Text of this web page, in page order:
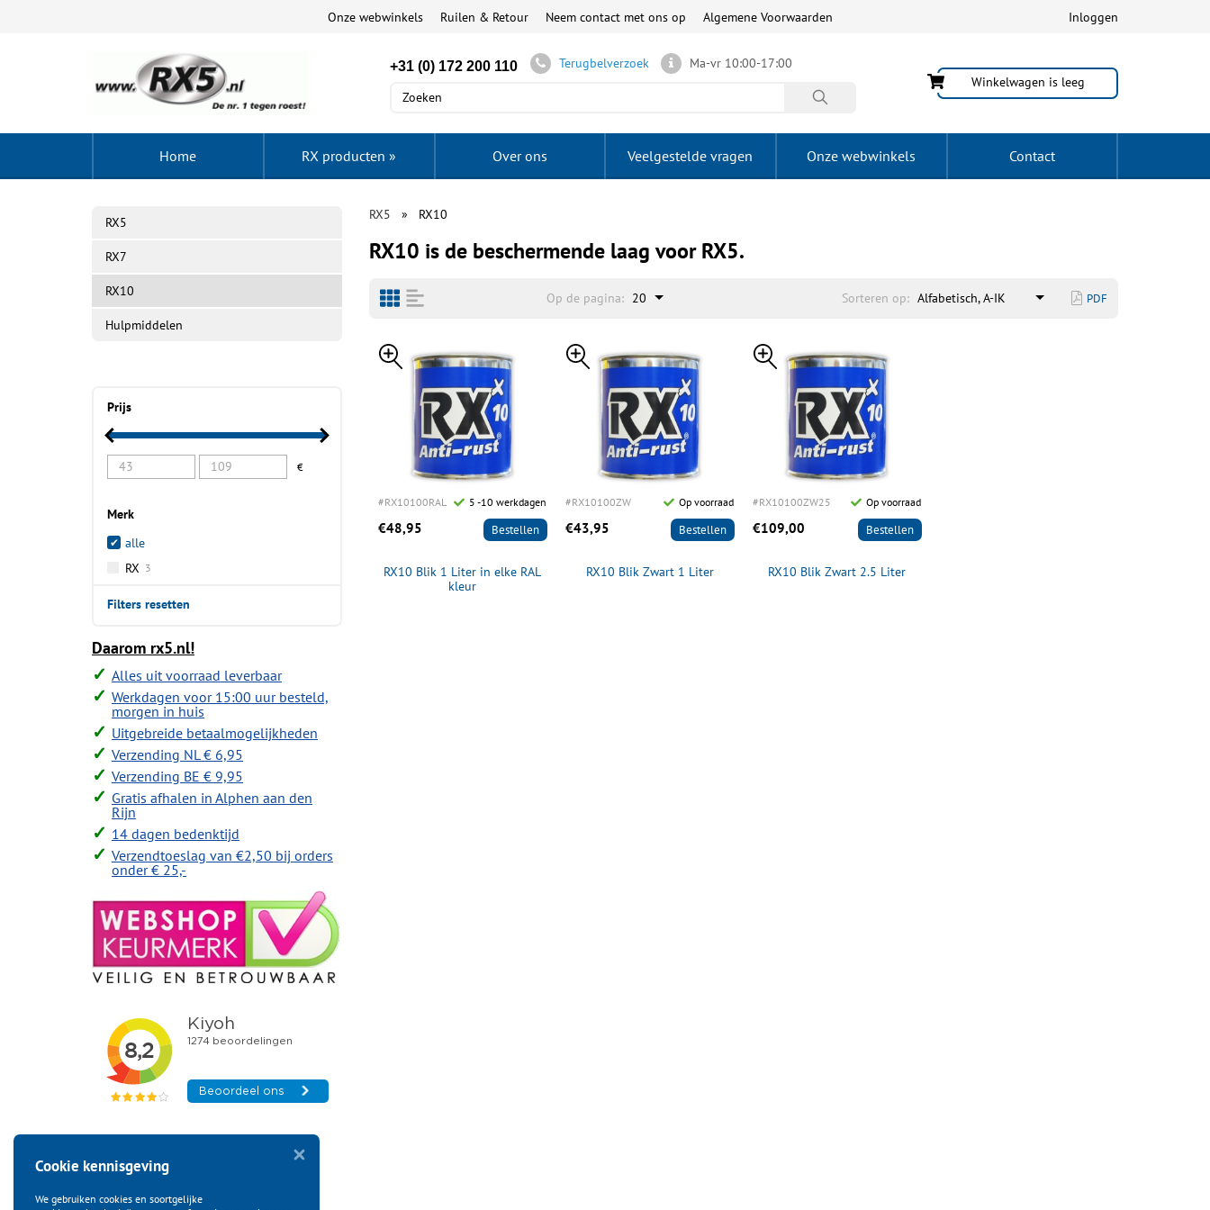
Inloggen
Onze webwinkels Ruilen & Retour Neem contact met ons op Algemene Voorwaarden
+31 (0) 172 200 110 Terugbelverzoek
Ma-vr 10:00-17:00
Winkelwagen is leeg
Home RX producten » Over ons Veelgestelde vragen Onze webwinkels Contact
RX5 RX10
RX10 is de beschermende laag voor RX5.
Op de pagina: 20 Sorteren op: Alfabetisch, A-IK PDF
#RX10100RAL 5 -10 werkdagen
€48,95 Bestellen
RX10 Blik 1 Liter in elke RAL
kleur
#RX10100ZW Op voorraad
€43,95 Bestellen
RX10 Blik Zwart 1 Liter
#RX10100ZW25 Op voorraad
€109,00 Bestellen
RX10 Blik Zwart 2.5 Liter
RX5
RX7
RX10
Hulpmiddelen
Prijs
€
Merk
alle
RX 3
Filters resetten
Daarom rx5.nl!
Alles uit voorraad leverbaar
Werkdagen voor 15:00 uur besteld,
morgen in huis
Uitgebreide betaalmogelijkheden
Verzending NL € 6,95
Verzending BE € 9,95
Gratis afhalen in Alphen aan den
Rijn
14 dagen bedenktijd
Verzendtoeslag van €2,50 bij orders
onder € 25,-
Cookie kennisgeving
We gebruiken cookies en soortgelijke